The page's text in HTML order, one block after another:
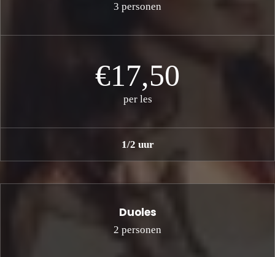
3 personen
€17,50
per les
1/2 uur
Duoles
2 personen